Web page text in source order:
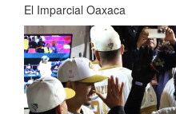
El Imparcial Oaxaca